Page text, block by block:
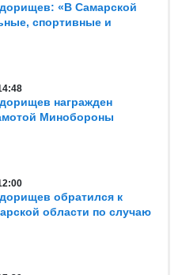
«В Самарской
спортивные и
награжден
Минобороны
обратился к
области по случаю